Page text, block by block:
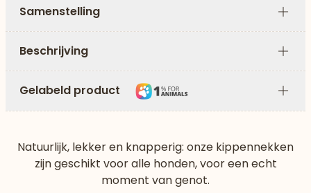
Samenstelling
Plus
Beschrijving
Plus
Gelabeld product
Natuurlijk, lekker en knapperig: onze kippennekken
zijn geschikt voor alle honden, voor een echt
moment van genot.